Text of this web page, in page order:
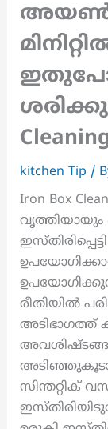
അയൺ
kitchen Tip /
Iron Box
വൃത്തിയായും
രീതിയിൽ
സിന്തറ്റിക്